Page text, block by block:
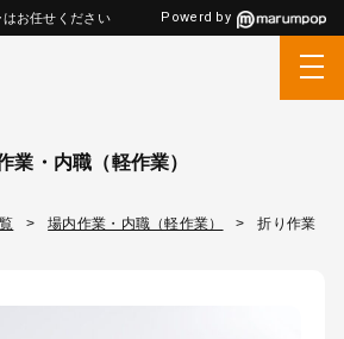
お任せください Powerd by
業・内職（軽作業）
> 場内作業・内職（軽作業） > 折り作業